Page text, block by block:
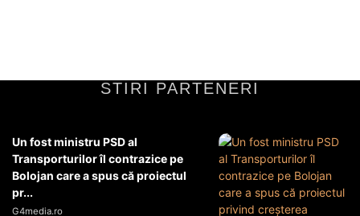
STIRI PARTENERI
Un fost ministru PSD al
Transporturilor îl contrazice pe
Bolojan care a spus că proiectul
pr...
G4media.ro